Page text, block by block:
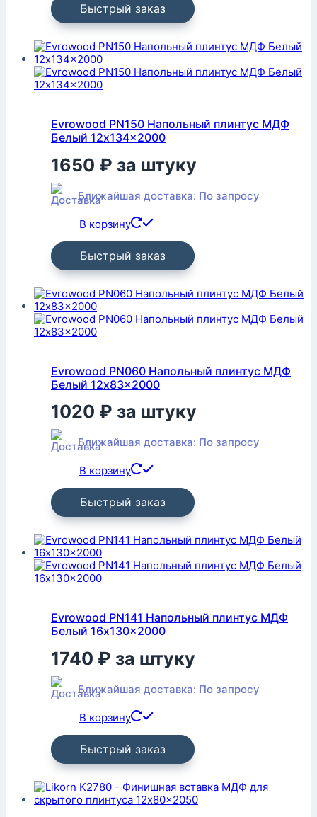
Быстрый заказ
Evrowood PN150 Напольный плинтус МДФ
Белый 12x134x2000
1650 ₽ за штуку
Ближайшая доставка: По запросу
В корзину
Быстрый заказ
Evrowood PN060 Напольный плинтус МДФ
Белый 12x83x2000
1020 ₽ за штуку
Ближайшая доставка: По запросу
В корзину
Быстрый заказ
Evrowood PN141 Напольный плинтус МДФ
Белый 16x130x2000
1740 ₽ за штуку
Ближайшая доставка: По запросу
В корзину
Быстрый заказ